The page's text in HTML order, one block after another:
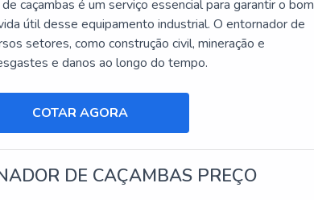
caçambas é um serviço essencial para garantir o bom
útil desse equipamento industrial. O entornador de
setores, como construção civil, mineração e
e danos ao longo do tempo.
COTAR AGORA
DE CAÇAMBAS PREÇO